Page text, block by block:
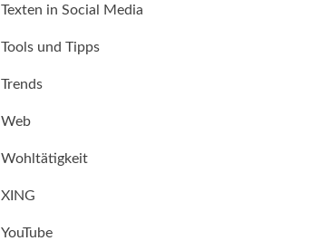
Texten in Social Media
Tools und Tipps
Trends
Web
Wohltätigkeit
XING
YouTube